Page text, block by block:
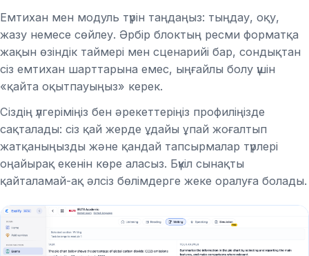
Емтихан мен модуль түрін таңдаңыз: тыңдау, оқу,
жазу немесе сөйлеу. Әрбір блоктың ресми форматқа
жақын өзіндік таймері мен сценарийі бар, сондықтан
сіз емтихан шарттарына емес, ыңғайлы болу үшін
«қайта оқытпауыңыз» керек.
Сіздің үлгеріміңіз бен әрекеттеріңіз профиліңізде
сақталады: сіз қай жерде ұдайы ұпай жоғалтып
жатқаныңызды және қандай тапсырмалар түрлері
оңайырақ екенін көре аласыз. Бүкіл сынақты
қайталамай-ақ әлсіз бөлімдерге жеке оралуға болады.